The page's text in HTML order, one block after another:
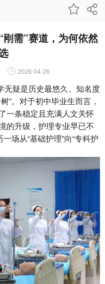
需”赛道，为何依然
2026-04-26
疑是历史最悠久、知名度
”。对于初中毕业生而言，
一条稳定且充满人文关怀
的升级，护理专业早已不
场从“基础护理”向“专科护